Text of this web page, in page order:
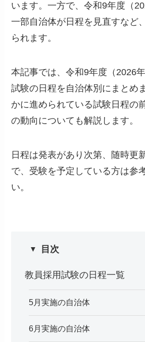
います。一方で、令和9年度（
一部自治体が日程を見直すなど
られます。
本記事では、令和9年度（2026
試験の日程を自治体別にまとめ
かに進められている試験日程の
の動向についても解説します。
日程は発表があり次第、随時更
で、受験を予定している方は参
い。
目次
教員採用試験の日程一覧
5月実施の自治体
6月実施の自治体